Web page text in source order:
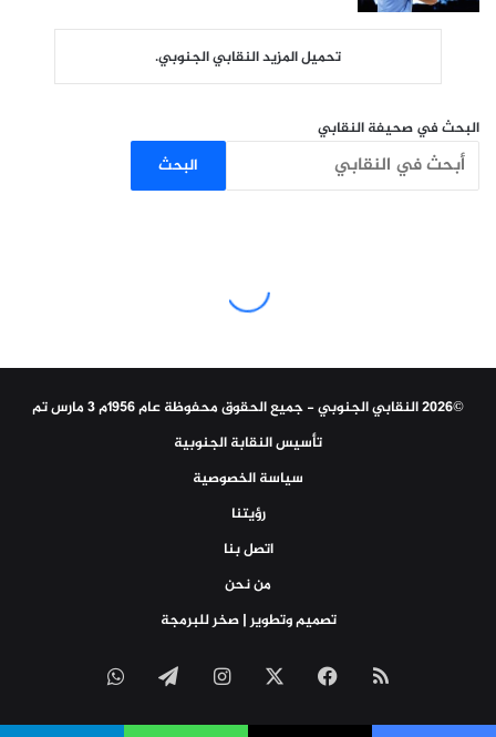
تحميل المزيد النقابي الجنوبي.
البحث في صحيفة النقابي
البحث
©2026 النقابي الجنوبي - جميع الحقوق محفوظة عام 1956م 3 مارس تم
تأسيس النقابة الجنوبية
سياسة الخصوصية
رؤيتنا
اتصل بنا
من نحن
تصميم وتطوير | صخر للبرمجة
ملخص
الموقع
فيسبوك انستقرامتيلقرامواتساب